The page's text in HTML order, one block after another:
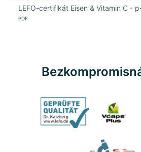
LEFO-certifikát Eisen & Vitamin C -
PDF